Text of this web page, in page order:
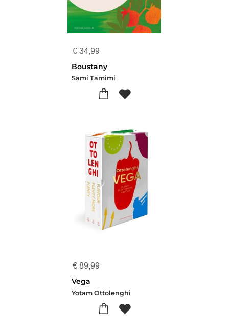
€ 34,99
Boustany
Sami Tamimi
€ 89,99
Vega
Yotam Ottolenghi